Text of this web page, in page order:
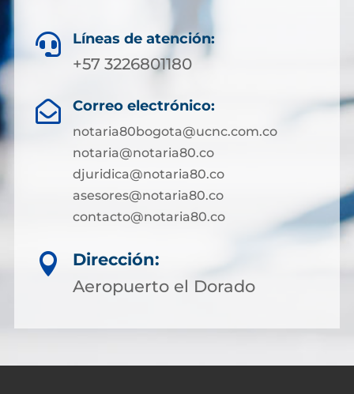
 Líneas de atención:
+57 3226801180
 Correo electrónico:
notaria80bogota@ucnc.com.co
notaria@notaria80.co
djuridica@notaria80.co
asesores@notaria80.co
contacto@notaria80.co ​

Dirección:
Aeropuerto el Dorado